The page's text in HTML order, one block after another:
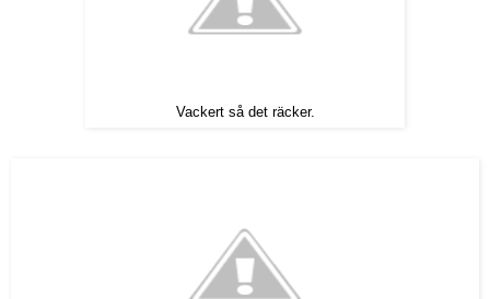
Vackert så det räcker.